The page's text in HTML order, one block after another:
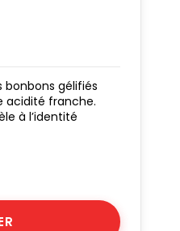
bonbons gélifiés
acidité franche.
à l’identité